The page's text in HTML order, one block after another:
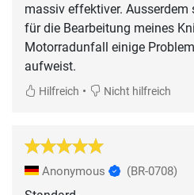
massiv effektiver. Ausserdem
für die Bearbeitung meines
Motorradunfall einige
aufweist.
Hilfreich • Nicht hilfreich
Anonymous (BR-0708)